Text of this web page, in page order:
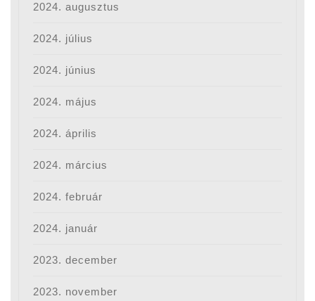
2024. augusztus
2024. július
2024. június
2024. május
2024. április
2024. március
2024. február
2024. január
2023. december
2023. november